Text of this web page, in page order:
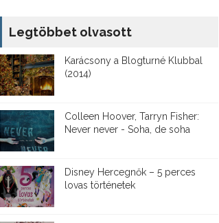
Legtöbbet olvasott
Karácsony a Blogturné Klubbal
(2014)
Colleen Hoover, Tarryn Fisher:
Never never - Soha, de soha
Disney ​Hercegnők – 5 perces
lovas történetek